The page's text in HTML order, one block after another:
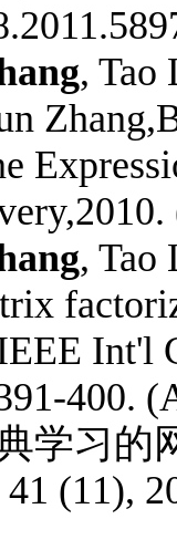
, Tao
Zhang,
, Tao
Int'l
400.
学习的
(11),